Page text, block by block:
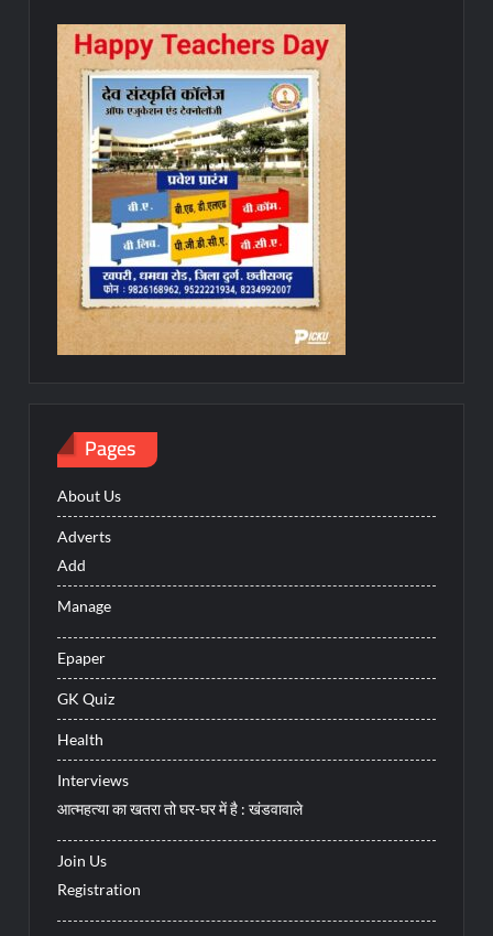
Pages
About Us
Adverts
Add
Manage
Epaper
GK Quiz
Health
Interviews
आत्महत्या का खतरा तो घर-घर में है : खंडवावाले
Join Us
Registration